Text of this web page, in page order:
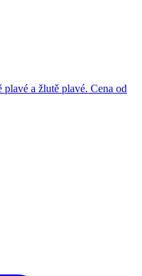
a žlutě plavé. Cena od